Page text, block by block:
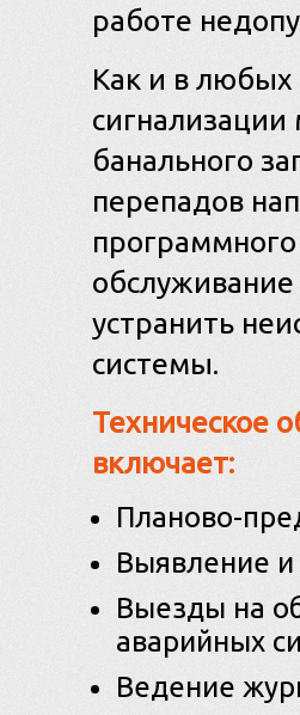
работе
Как и в
банального
перепадов
устранить
системы.
Техническое
включает:
Планово-
Выявление и
Выезды на
аварийных
Ведение